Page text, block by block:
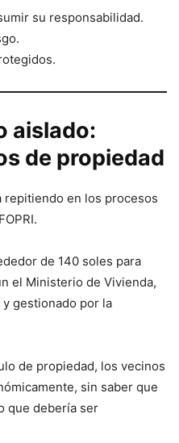
su responsabilidad.
aislado:
de propiedad
repitiendo en los procesos
de 140 soles para
el Ministerio de Vivienda,
gestionado por la
de propiedad, los vecinos
sin saber que
que debería ser